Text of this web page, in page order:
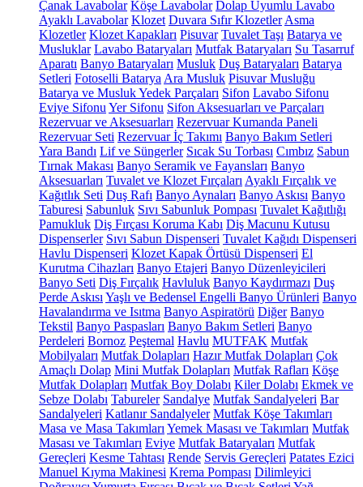
Çanak Lavabolar Köşe Lavabolar Dolap Uyumlu Lavabo
Ayaklı Lavabolar Klozet Duvara Sıfır Klozetler Asma
Klozetler Klozet Kapakları Pisuvar Tuvalet Taşı Batarya ve
Musluklar Lavabo Bataryaları Mutfak Bataryaları Su Tasarruf
Aparatı Banyo Bataryaları Musluk Duş Bataryaları Batarya
Setleri Fotoselli Batarya Ara Musluk Pisuvar Musluğu
Batarya ve Musluk Yedek Parçaları Sifon Lavabo Sifonu
Eviye Sifonu Yer Sifonu Sifon Aksesuarları ve Parçaları
Rezervuar ve Aksesuarları Rezervuar Kumanda Paneli
Rezervuar Seti Rezervuar İç Takımı Banyo Bakım Setleri
Yara Bandı Lif ve Süngerler Sıcak Su Torbası Cımbız Sabun
Tırnak Makası Banyo Seramik ve Fayansları Banyo
Aksesuarları Tuvalet ve Klozet Fırçaları Ayaklı Fırçalık ve
Kağıtlık Seti Duş Rafı Banyo Aynaları Banyo Askısı Banyo
Taburesi Sabunluk Sıvı Sabunluk Pompası Tuvalet Kağıtlığı
Pamukluk Diş Fırçası Koruma Kabı Diş Macunu Kutusu
Dispenserler Sıvı Sabun Dispenseri Tuvalet Kağıdı Dispenseri
Havlu Dispenseri Klozet Kapak Örtüsü Dispenseri El
Kurutma Cihazları Banyo Etajeri Banyo Düzenleyicileri
Banyo Seti Diş Fırçalık Havluluk Banyo Kaydırmazı Duş
Perde Askısı Yaşlı ve Bedensel Engelli Banyo Ürünleri Banyo
Havalandırma ve Isıtma Banyo Aspiratörü Diğer Banyo
Tekstil Banyo Paspasları Banyo Bakım Setleri Banyo
Perdeleri Bornoz Peştemal Havlu MUTFAK Mutfak
Mobilyaları Mutfak Dolapları Hazır Mutfak Dolapları Çok
Amaçlı Dolap Mini Mutfak Dolapları Mutfak Rafları Köşe
Mutfak Dolapları Mutfak Boy Dolabı Kiler Dolabı Ekmek ve
Sebze Dolabı Tabureler Sandalye Mutfak Sandalyeleri Bar
Sandalyeleri Katlanır Sandalyeler Mutfak Köşe Takımları
Masa ve Masa Takımları Yemek Masası ve Takımları Mutfak
Masası ve Takımları Eviye Mutfak Bataryaları Mutfak
Gereçleri Kesme Tahtası Rende Servis Gereçleri Patates Ezici
Manuel Kıyma Makinesi Krema Pompası Dilimleyici